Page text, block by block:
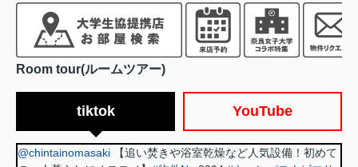
Room tour(ルームツアー)
tiktok YouTube
@chintainomasaki 【追い焚きや浴室乾燥など人気設備！初めて